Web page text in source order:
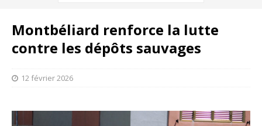
Montbéliard renforce la lutte
contre les dépôts sauvages
12 février 2026